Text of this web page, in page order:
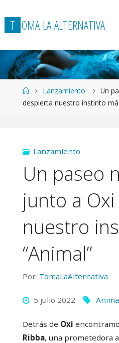
T OMA LAALTERNATIVA
Página
de
Lanzamiento
Un
despierta nuestro instinto
Lanzamiento
Un paseo
junto a
nuestro
“Animal”
Por TomaLaAlternativa
5 julio 2022
Detrás de Oxi
Ribba, una prometedora